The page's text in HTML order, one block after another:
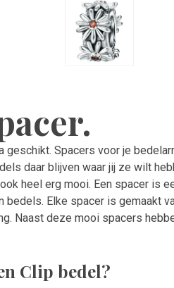
Spacers voor je
daar blijven waar jij ze wilt
heel erg mooi. Een spacer is
bedels. Elke spacer is gemaakt
Naast deze mooi spacers
Clip bedel?